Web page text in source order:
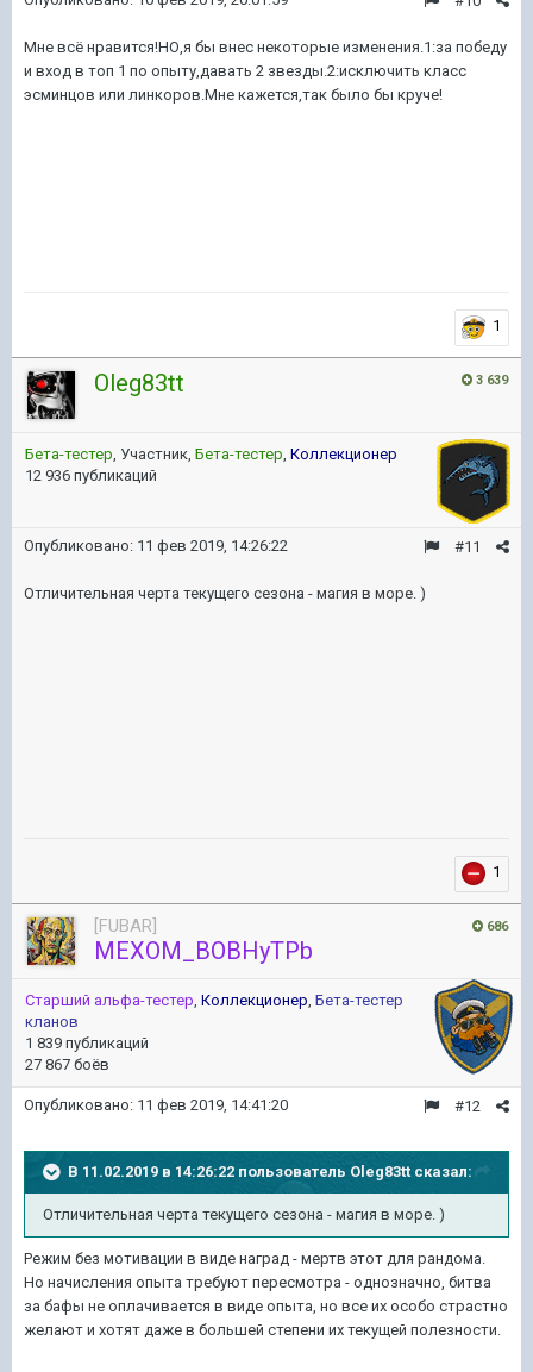
Мне всё нравится!НО,я бы внес некоторые изменения.1:за победу
и вход в топ 1 по опыту,давать 2 звезды.2:исключить класс
эсминцов или линкоров.Мне кажется,так было бы круче!
1
3 639
Oleg83tt
Бета-тестер, Участник, Бета-тестер, Коллекционер
12 936 публикаций
#11
Опубликовано: 11 фев 2019, 14:26:22
Отличительная черта текущего сезона - магия в море. )
1
686
[FUBAR]
MEXOM_BOBHyTPb
Старший альфа-тестер, Коллекционер, Бета-тестер
кланов
1 839 публикаций
27 867 боёв
#12
Опубликовано: 11 фев 2019, 14:41:20
В 11.02.2019 в 14:26:22 пользователь Oleg83tt сказал:
Отличительная черта текущего сезона - магия в море. )
Режим без мотивации в виде наград - мертв этот для рандома.
Но начисления опыта требуют пересмотра - однозначно, битва
за бафы не оплачивается в виде опыта, но все их особо страстно
желают и хотят даже в большей степени их текущей полезности.